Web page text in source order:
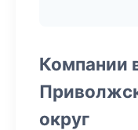
Компании
округ